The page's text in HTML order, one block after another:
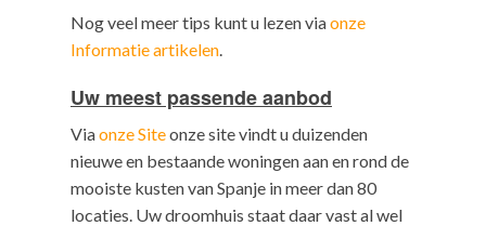
Nog veel meer tips kunt u lezen viaonze
Informatie artikelen.
Uw meest passende aanbod
Viaonze Siteonze site vindt u duizenden
nieuwe en bestaande woningen aan en rond de
mooiste kusten van Spanje in meer dan 80
locaties. Uw droomhuis staat daar vast al wel